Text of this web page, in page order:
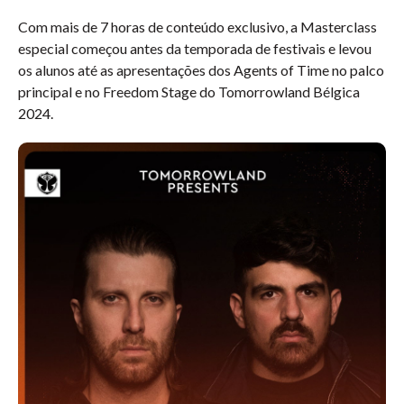
Com mais de 7 horas de conteúdo exclusivo, a Masterclass
especial começou antes da temporada de festivais e levou
os alunos até as apresentações dos Agents of Time no palco
principal e no Freedom Stage do Tomorrowland Bélgica
2024.